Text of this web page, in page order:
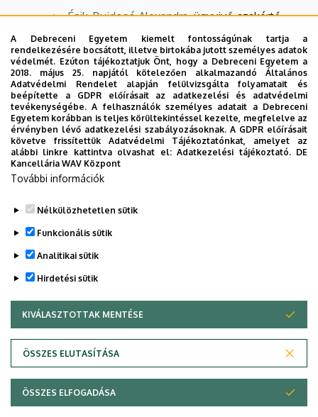
Ésik-Bujdosó Alexandra, ügyvivő-szakértő
Kémeri Csaba Zsoltügyvivő-szakértő
Kirilla György, oktatástechnikus
Máthé Katalin, ügyvivő-szakértő
Móricz Jánosné, ügyintéző
Ozsváthné Karap Zsuzsanna, ügyvivő-szakértő
Pappné Garai Anetta
Tóth Attila, ügyvivő-szakértő
Legutóbbi frissítés:
Adatvédelem
Copyright © 2026 Unideb
A Debreceni Egyetem kiemelt fontosságúnak tartja a
rendelkezésére bocsátott, illetve birtokába jutott személyes adatok
védelmét. Ezúton tájékoztatjuk Önt, hogy a Debreceni Egyetem a
2018. május 25. napjától kötelezően alkalmazandó Általános
Adatvédelmi Rendelet alapján felülvizsgálta folyamatait és
beépítette a GDPR előírásait az adatkezelési és adatvédelmi
tevékenységébe. A felhasználók személyes adatait a Debreceni
Egyetem korábban is teljes körültekintéssel kezelte, megfelelve az
érvényben lévő adatkezelési szabályozásoknak. A GDPR előírásait
követve frissítettük Adatvédelmi Tájékoztatónkat, amelyet az
alábbi linkre kattintva olvashat el:Adatkezelési tájékoztató. DE
Kancellária WAV Központ
További információk
Nélkülözhetetlen sütik
Funkcionális sütik
Analitikai sütik
Hirdetési sütik
KIVÁLASZTOTTAK MENTÉSE
ÖSSZES ELUTASÍTÁSA
WITHDRAW CONSENT
ÖSSZES ELFOGADÁSA